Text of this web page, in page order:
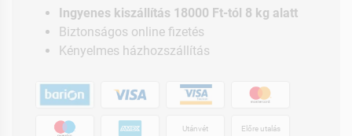
Ingyenes kiszállítás 18000 Ft-tól 8 kg alatt
Biztonságos online fizetés
Kényelmes házhozszállítás
Utánvét Előre utalás